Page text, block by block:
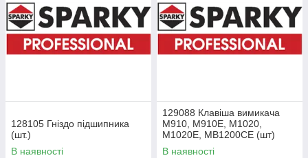
128105 Гніздо підшипника
(шт.)
В наявності
129088 Клавіша вимикача
М910, М910Е, М1020,
М1020Е, МВ1200СЕ (шт)
В наявності